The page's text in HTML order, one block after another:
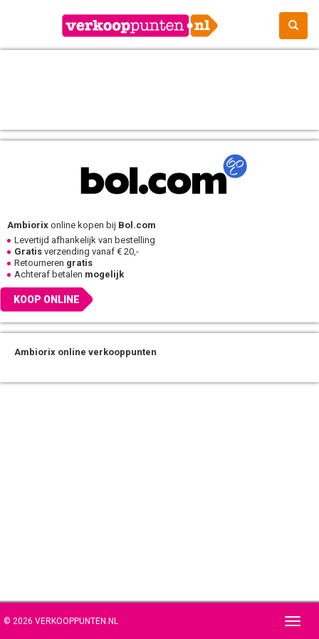
Ambiorix online kopen bij Bol.com
Levertijd afhankelijk van bestelling
Gratis verzending vanaf € 20,-
Retourneren gratis
Achteraf betalen mogelijk
KOOP ONLINE
Ambiorix online verkooppunten
© 2026 VERKOOPPUNTEN.NL